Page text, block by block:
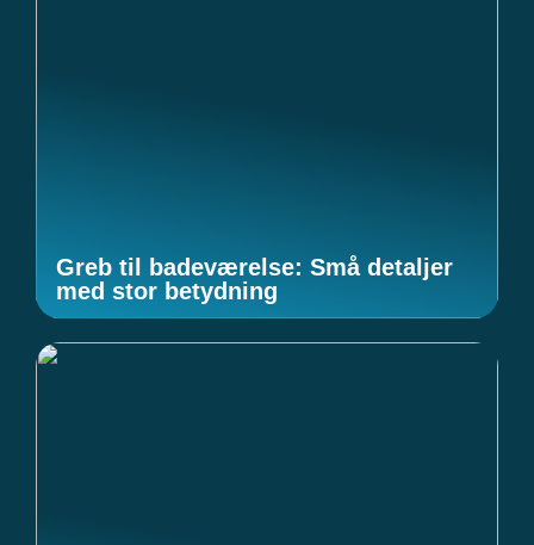
Greb til badeværelse: Små detaljer
med stor betydning